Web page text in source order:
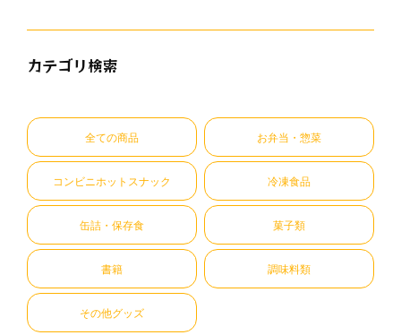
カテゴリ検索
全ての商品 お弁当・惣菜
コンビニホットスナック 冷凍食品
缶詰・保存食 菓子類
書籍 調味料類
その他グッズ